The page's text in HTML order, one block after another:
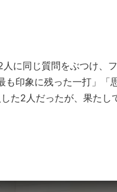
に同じ質問をぶつけ、
印象に残った一打」「
た2人だったが、果た